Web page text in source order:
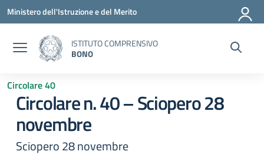
Vai ai contenuti
Vai al menu di navigazione
Vai al footer
Ministero dell'Istruzione e del Merito
ISTITUTO COMPRENSIVO
BONO
Circolare 40
Circolare n. 40 – Sciopero 28
novembre
Sciopero 28 novembre